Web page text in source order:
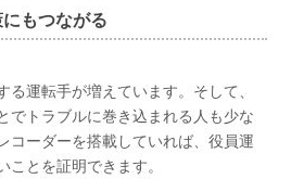
もつながる
る運転手が増えています。そして、
でトラブルに巻き込まれる人も少な
コーダーを搭載していれば、役員運
とを証明できます。